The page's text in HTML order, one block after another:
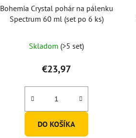
Bohemia Crystal pohár na pálenku
Spectrum 60 ml (set po 6 ks)
hodnotenie
produktu
je
5,0
z
hviezdičiek.
Skladom (>5 set)
€23,97
DO KOŠÍKA